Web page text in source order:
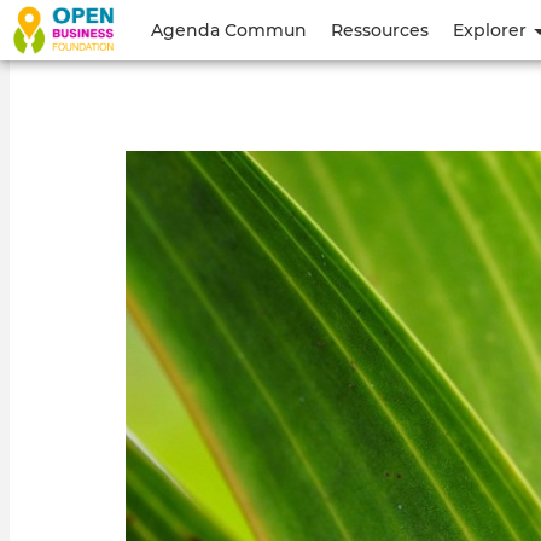
Menu
du
l'utilisateur
Agenda Commun Ressources Explorer